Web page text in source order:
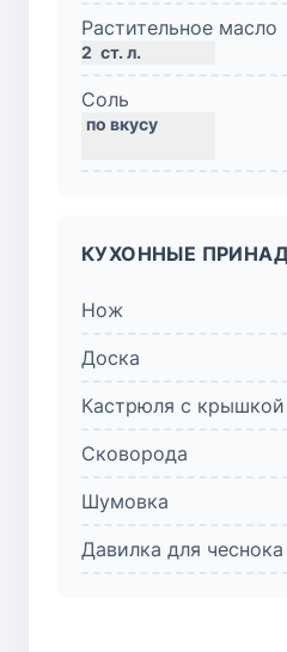
Растительное масло
2 ст. л.
Соль
КУХОННЫЕ
Нож
Доска
Кастрюля с крышкой
Сковорода
Шумовка
Давилка для чеснока